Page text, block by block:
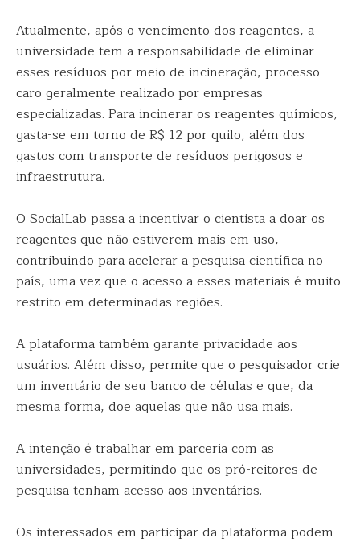
Atualmente, após o vencimento dos reagentes, a
universidade tem a responsabilidade de eliminar
esses resíduos por meio de incineração, processo
caro geralmente realizado por empresas
especializadas. Para incinerar os reagentes químicos,
gasta-se em torno de R$ 12 por quilo, além dos
gastos com transporte de resíduos perigosos e
infraestrutura.
O SocialLab passa a incentivar o cientista a doar os
reagentes que não estiverem mais em uso,
contribuindo para acelerar a pesquisa científica no
país, uma vez que o acesso a esses materiais é muito
restrito em determinadas regiões.
A plataforma também garante privacidade aos
usuários. Além disso, permite que o pesquisador crie
um inventário de seu banco de células e que, da
mesma forma, doe aquelas que não usa mais.
A intenção é trabalhar em parceria com as
universidades, permitindo que os pró-reitores de
pesquisa tenham acesso aos inventários.
Os interessados em participar da plataforma podem